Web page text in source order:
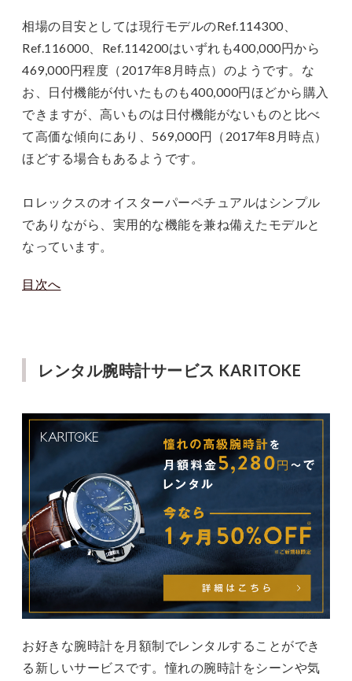
相場の目安としては現行モデルのRef.114300、
Ref.116000、Ref.114200はいずれも400,000円から
469,000円程度（2017年8月時点）のようです。な
お、日付機能が付いたものも400,000円ほどから購入
できますが、高いものは日付機能がないものと比べ
て高価な傾向にあり、569,000円（2017年8月時点）
ほどする場合もあるようです。
ロレックスのオイスターパーペチュアルはシンプル
でありながら、実用的な機能を兼ね備えたモデルと
なっています。
目次へ
レンタル腕時計サービス KARITOKE
お好きな腕時計を月額制でレンタルすることができ
る新しいサービスです。憧れの腕時計をシーンや気